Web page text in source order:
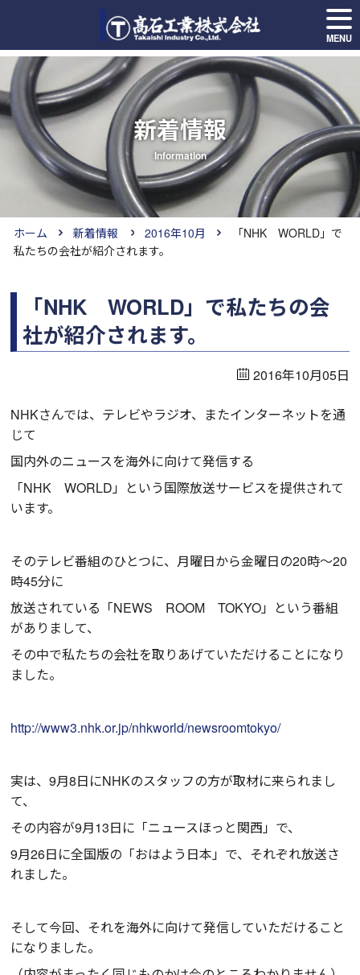
MENU
新着情報
Information
ホーム 新着情報 2016年10月
「NHK WORLD」で
私たちの会社が紹介されます。
「NHK WORLD」で私たちの会
社が紹介されます。
2016年10月05日
NHKさんでは、テレビやラジオ、またインターネットを通
じて
国内外のニュースを海外に向けて発信する
「NHK WORLD」という国際放送サービスを提供されて
います。
そのテレビ番組のひとつに、月曜日から金曜日の20時～20
時45分に
放送されている「NEWS ROOM TOKYO」という番組
がありまして、
その中で私たちの会社を取りあげていただけることになり
ました。
http://www3.nhk.or.jp/nhkworld/newsroomtokyo/
実は、9月8日にNHKのスタッフの方が取材に来られまし
て、
その内容が9月13日に「ニュースほっと関西」で、
9月26日に全国版の「おはよう日本」で、それぞれ放送さ
れました。
そして今回、それを海外に向けて発信していただけること
になりました。